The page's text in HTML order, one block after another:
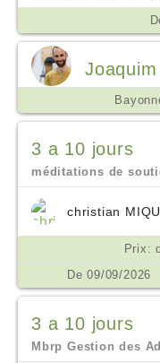
3 a 10 jours
méditations de
christian
Prix:
De 09/09/2026
3 a 10 jours
Mbrp Gestion des